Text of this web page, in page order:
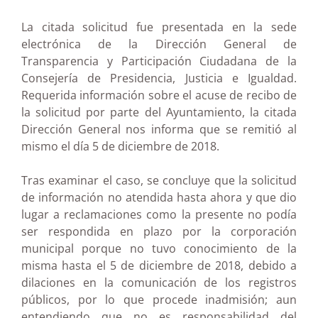
La citada solicitud fue presentada en la sede
electrónica de la Dirección General de
Transparencia y Participación Ciudadana de la
Consejería de Presidencia, Justicia e Igualdad.
Requerida información sobre el acuse de recibo de
la solicitud por parte del Ayuntamiento, la citada
Dirección General nos informa que se remitió al
mismo el día 5 de diciembre de 2018.
Tras examinar el caso, se concluye que la solicitud
de información no atendida hasta ahora y que dio
lugar a reclamaciones como la presente no podía
ser respondida en plazo por la corporación
municipal porque no tuvo conocimiento de la
misma hasta el 5 de diciembre de 2018, debido a
dilaciones en la comunicación de los registros
públicos, por lo que procede inadmisión; aun